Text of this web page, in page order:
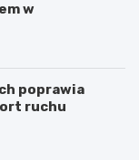
w
poprawia
ruchu